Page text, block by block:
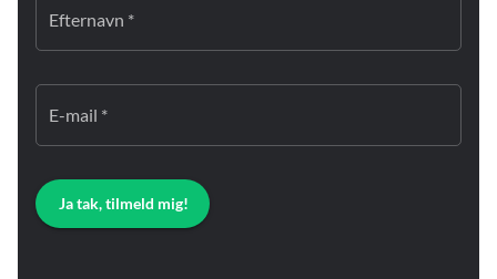
Efternavn *
E-mail *
Ja tak, tilmeld mig!